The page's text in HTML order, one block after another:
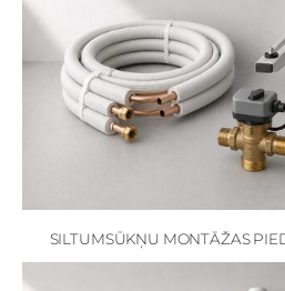
SILTUMSŪKŅU MONTĀŽAS